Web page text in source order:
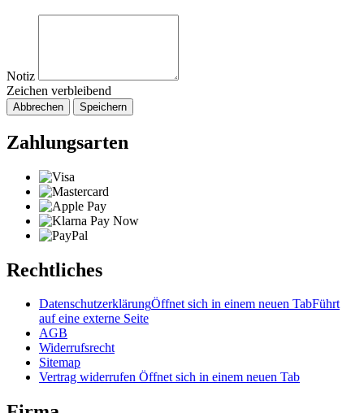
Notiz
Zeichen verbleibend
Abbrechen Speichern
Zahlungsarten
Rechtliches
DatenschutzerklärungÖffnet sich in einem neuen TabFührt
auf eine externe Seite
AGB
Widerrufsrecht
Sitemap
Vertrag widerrufen Öffnet sich in einem neuen Tab